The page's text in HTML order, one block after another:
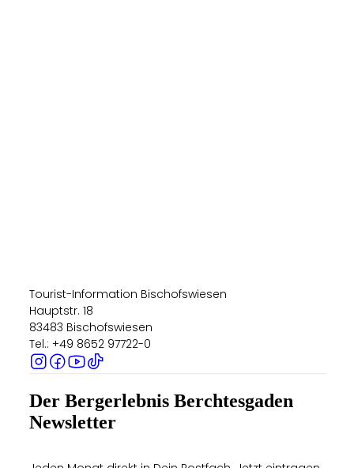
Tourist-Information Bischofswiesen
Hauptstr. 18
83483 Bischofswiesen
Tel.: +49 8652 97722-0
Der Bergerlebnis Berchtesgaden
Newsletter